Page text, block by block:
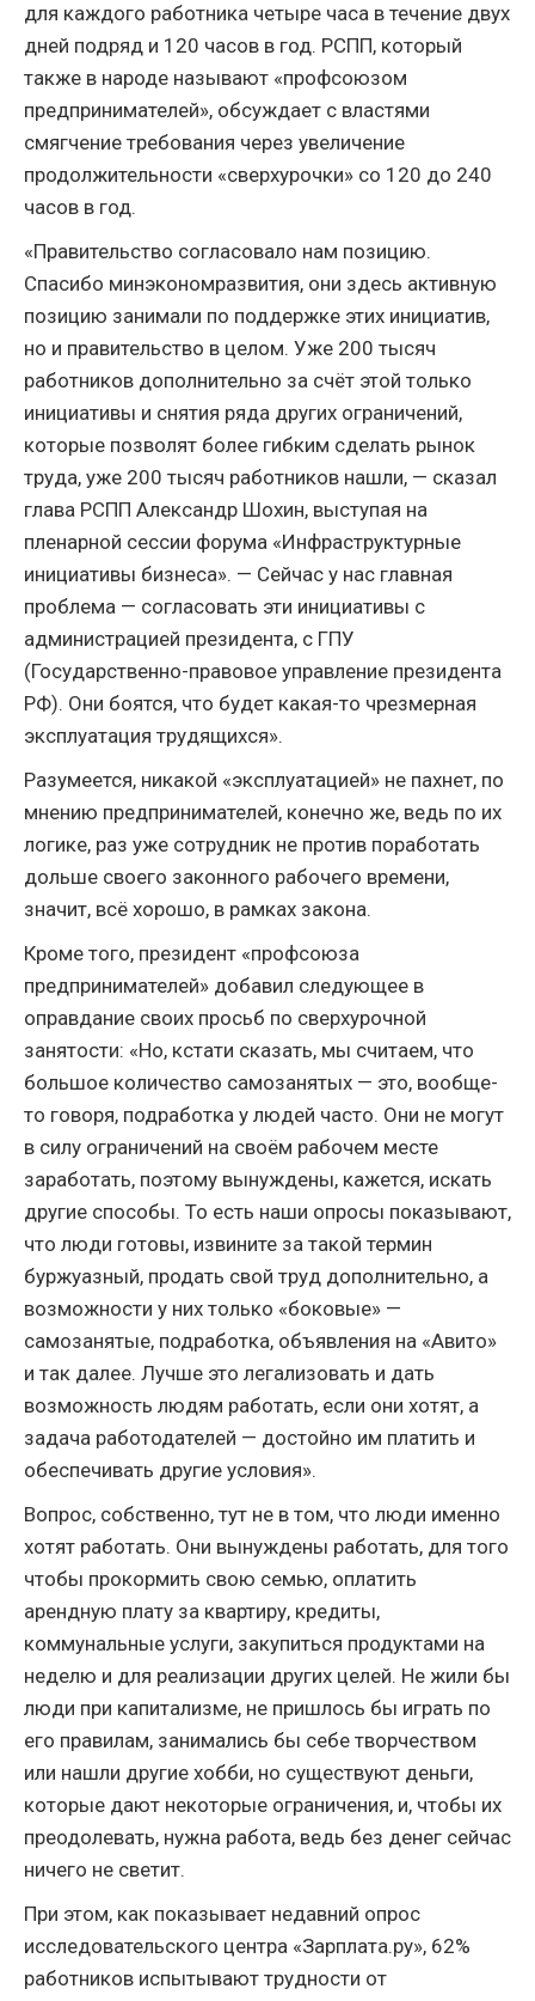
для каждого работника четыре часа в течение двух
дней подряд и 120 часов в год. РСПП, который
также в народе называют «профсоюзом
предпринимателей», обсуждает с властями
смягчение требования через увеличение
продолжительности «сверхурочки» со 120 до 240
часов в год.
«Правительство согласовало нам позицию.
Спасибо минэкономразвития, они здесь активную
позицию занимали по поддержке этих инициатив,
но и правительство в целом. Уже 200 тысяч
работников дополнительно за счёт этой только
инициативы и снятия ряда других ограничений,
которые позволят более гибким сделать рынок
труда, уже 200 тысяч работников нашли, — сказал
глава РСПП Александр Шохин, выступая на
пленарной сессии форума «Инфраструктурные
инициативы бизнеса». — Сейчас у нас главная
проблема — согласовать эти инициативы с
администрацией президента, с ГПУ
(Государственно-правовое управление президента
РФ). Они боятся, что будет какая-то чрезмерная
эксплуатация трудящихся».
Разумеется, никакой «эксплуатацией» не пахнет, по
мнению предпринимателей, конечно же, ведь по их
логике, раз уже сотрудник не против поработать
дольше своего законного рабочего времени,
значит, всё хорошо, в рамках закона.
Кроме того, президент «профсоюза
предпринимателей» добавил следующее в
оправдание своих просьб по сверхурочной
занятости: «Но, кстати сказать, мы считаем, что
большое количество самозанятых — это, вообще-
то говоря, подработка у людей часто. Они не могут
в силу ограничений на своём рабочем месте
заработать, поэтому вынуждены, кажется, искать
другие способы. То есть наши опросы показывают,
что люди готовы, извините за такой термин
буржуазный, продать свой труд дополнительно, а
возможности у них только «боковые» —
самозанятые, подработка, объявления на «Авито»
и так далее. Лучше это легализовать и дать
возможность людям работать, если они хотят, а
задача работодателей — достойно им платить и
обеспечивать другие условия».
Вопрос, собственно, тут не в том, что люди именно
хотят работать. Они вынуждены работать, для того
чтобы прокормить свою семью, оплатить
арендную плату за квартиру, кредиты,
коммунальные услуги, закупиться продуктами на
неделю и для реализации других целей. Не жили бы
люди при капитализме, не пришлось бы играть по
его правилам, занимались бы себе творчеством
или нашли другие хобби, но существуют деньги,
которые дают некоторые ограничения, и, чтобы их
преодолевать, нужна работа, ведь без денег сейчас
ничего не светит.
При этом, как показывает недавний опрос
исследовательского центра «Зарплата.ру», 62%
работников испытывают трудности от